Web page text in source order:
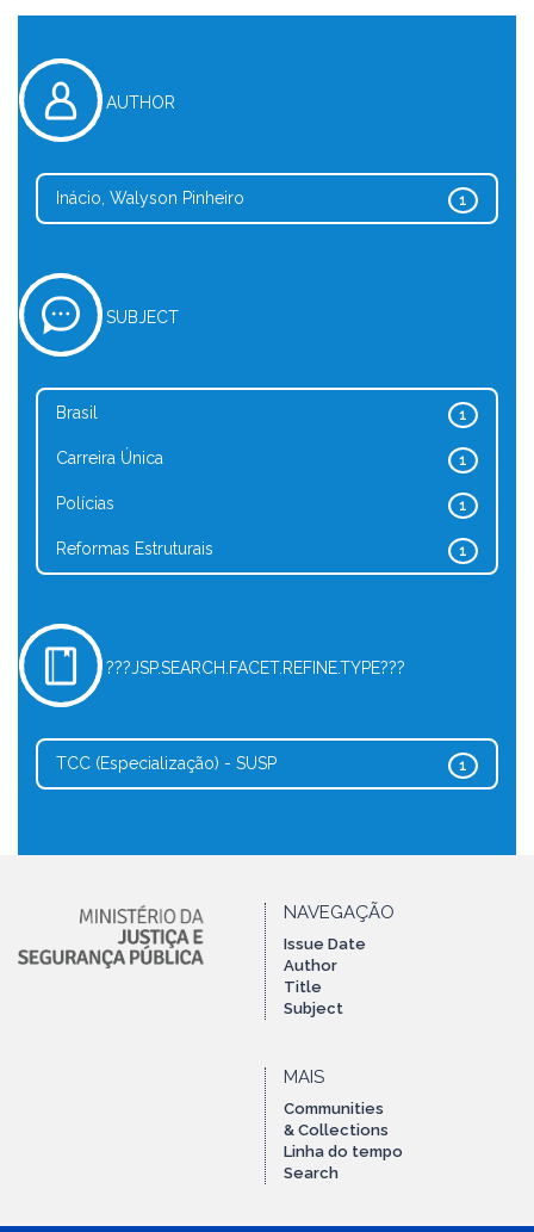
AUTHOR
1
Inácio, Walyson Pinheiro
SUBJECT
1
Brasil
1
Carreira Única
1
Polícias
1
Reformas Estruturais
???JSP.SEARCH.FACET.REFINE.TYPE???
1
TCC (Especialização) - SUSP
NAVEGAÇÃO
Issue Date
Author
Title
Subject
MAIS
Communities
& Collections
Linha do tempo
Search